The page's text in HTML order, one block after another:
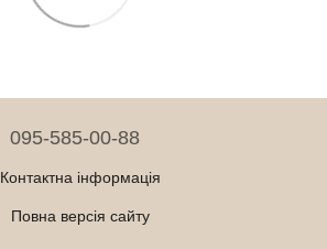
095-585-00-88
Контактна інформація
Повна версія сайту